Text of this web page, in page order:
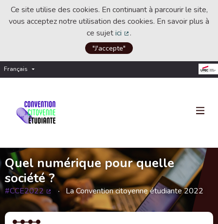
Ce site utilise des cookies. En continuant à parcourir le site,
vous acceptez notre utilisation des cookies. En savoir plus à
ce sujetici
(Lien externe)
.
"J'accepte"
Français Choisir la langue
Quel numérique pour quelle
société ?
#CCE2022
(Lien externe)
La Convention citoyenne étudiante 2022